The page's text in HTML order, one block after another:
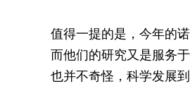
值得一提的是，今年的
而他们的研究又是服务
也并不奇怪，科学发展